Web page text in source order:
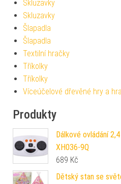
Skluzavky
Skluzavky
Šlapadla
Šlapadla
Textilní hračky
Tříkolky
Tříkolky
Víceúčelové dřevěné hry a
Produkty
Dálkové ovládání
XH036-9Q
689 Kč
Dětský stan se